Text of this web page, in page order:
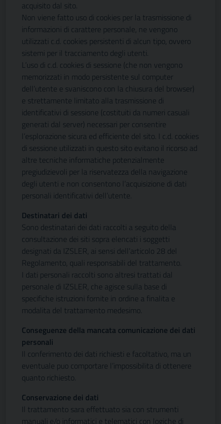
acquisito dal sito.
Non viene fatto uso di cookies per la trasmissione di
informazioni di carattere personale, ne vengono
utilizzati c.d. cookies persistenti di alcun tipo, ovvero
sistemi per il tracciamento degli utenti.
L’uso di c.d. cookies di sessione (che non vengono
memorizzati in modo persistente sul computer
dell’utente e svaniscono con la chiusura del browser)
e strettamente limitato alla trasmissione di
identificativi di sessione (costituiti da numeri casuali
generati dal server) necessari per consentire
l’esplorazione sicura ed efficiente del sito. I c.d. cookies
di sessione utilizzati in questo sito evitano il ricorso ad
altre tecniche informatiche potenzialmente
pregiudizievoli per la riservatezza della navigazione
degli utenti e non consentono l’acquisizione di dati
personali identificativi dell’utente.
Destinatari dei dati
Sono destinatari dei dati raccolti a seguito della
consultazione dei siti sopra elencati i soggetti
designati da IZSLER, ai sensi dell’articolo 28 del
Regolamento, quali responsabili del trattamento.
I dati personali raccolti sono altresi trattati dal
personale di IZSLER, che agisce sulla base di
specifiche istruzioni fornite in ordine a finalita e
modalita del trattamento medesimo.
Conseguenze della mancata comunicazione dei dati
personali
Il conferimento dei dati richiesti e facoltativo, ma un
eventuale puo comportare l’impossibilita di ottenere
quanto richiesto.
Conservazione dei dati
Il trattamento sara effettuato sia con strumenti
manuali e/o informatici e telematici con logiche di